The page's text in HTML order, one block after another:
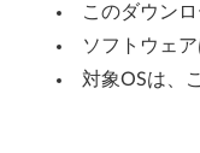
n
o
このダウン
ソフトウェ
対象OSは、